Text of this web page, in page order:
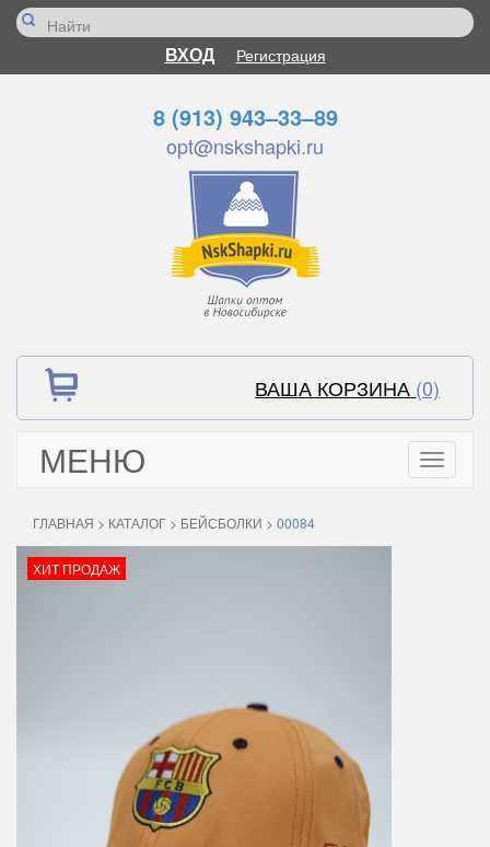
ВХОД Регистрация
8 (913) 943–33–89
opt@nskshapki.ru
ВАША КОРЗИНА (0)
МЕНЮ
Toggle
ГЛАВНАЯ > КАТАЛОГ > БЕЙСБОЛКИ > 00084
ХИТ ПРОДАЖ